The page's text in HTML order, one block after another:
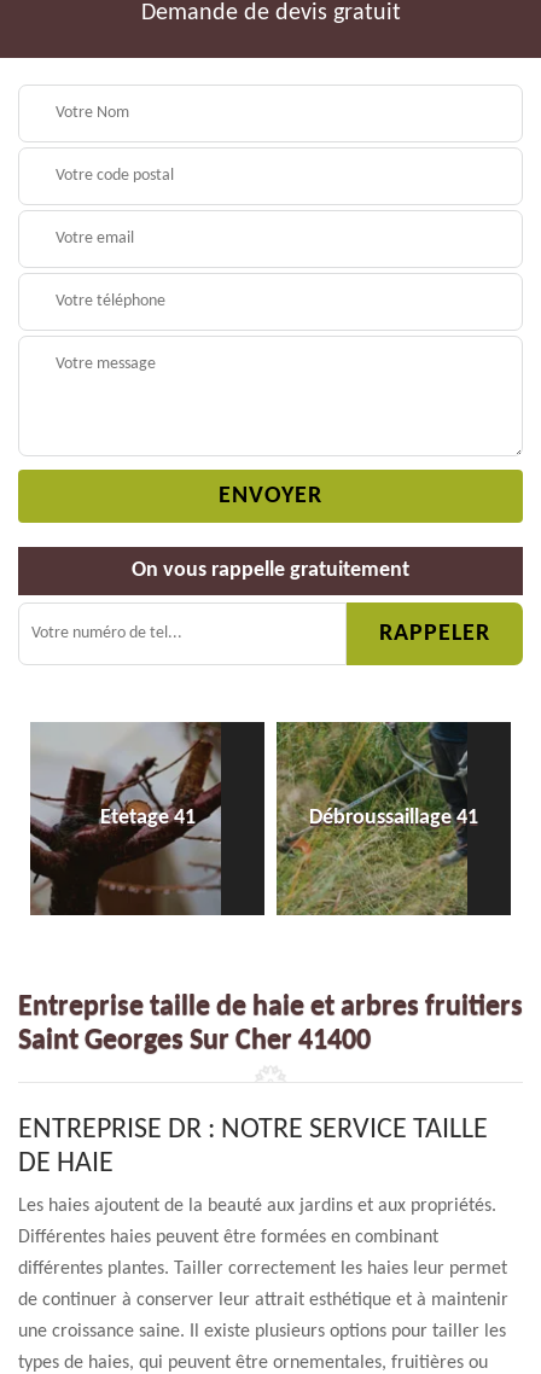
Demande de devis gratuit
On vous rappelle gratuitement
Etetage 41 Débroussaillage 41
Entreprise taille de haie et arbres fruitiers
Saint Georges Sur Cher 41400
ENTREPRISE DR : NOTRE SERVICE TAILLE
DE HAIE
Les haies ajoutent de la beauté aux jardins et aux propriétés.
Différentes haies peuvent être formées en combinant
différentes plantes. Tailler correctement les haies leur permet
de continuer à conserver leur attrait esthétique et à maintenir
une croissance saine. Il existe plusieurs options pour tailler les
types de haies, qui peuvent être ornementales, fruitières ou